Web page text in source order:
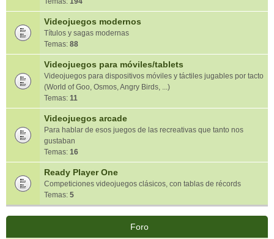
Videojuegos modernos
Títulos y sagas modernas
Temas: 88
Videojuegos para móviles/tablets
Videojuegos para dispositivos móviles y táctiles jugables por tacto
(World of Goo, Osmos, Angry Birds, ...)
Temas: 11
Videojuegos arcade
Para hablar de esos juegos de las recreativas que tanto nos
gustaban
Temas: 16
Ready Player One
Competiciones videojuegos clásicos, con tablas de récords
Temas: 5
Foro